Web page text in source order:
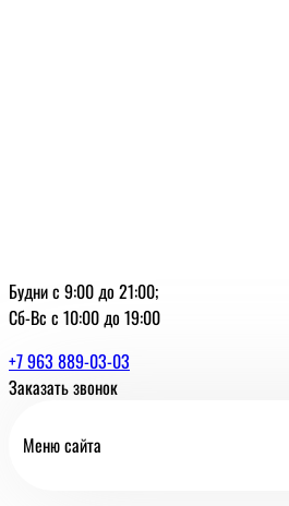
Будни с 9:00 до 21:00;
Сб-Вс с 10:00 до 19:00
+7 963 889-03-03
Заказать звонок
Меню сайта